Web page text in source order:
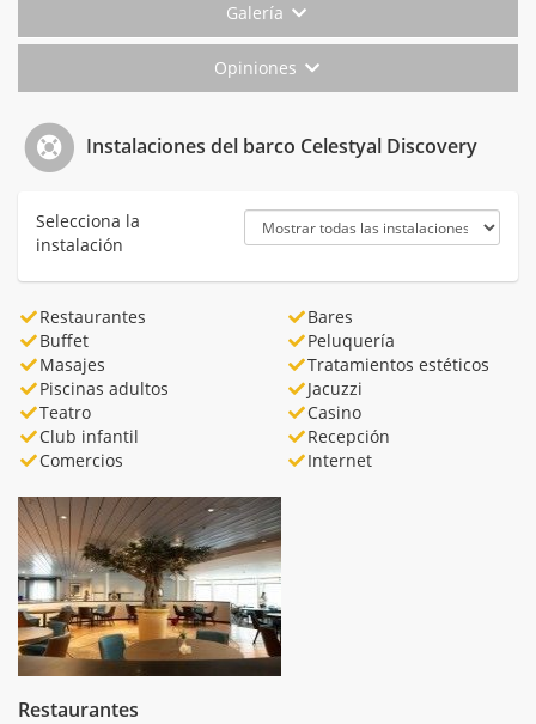
Galería
Opiniones
Instalaciones del barco Celestyal Discovery
Selecciona la
instalación
Restaurantes
Bares
Buffet
Peluquería
Masajes
Tratamientos estéticos
Piscinas adultos
Jacuzzi
Teatro
Casino
Club infantil
Recepción
Comercios
Internet
Restaurantes